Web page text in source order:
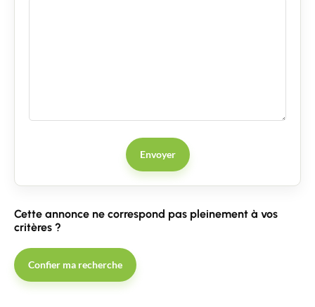
Envoyer
Cette annonce ne correspond pas pleinement à vos
critères ?
Confier ma recherche